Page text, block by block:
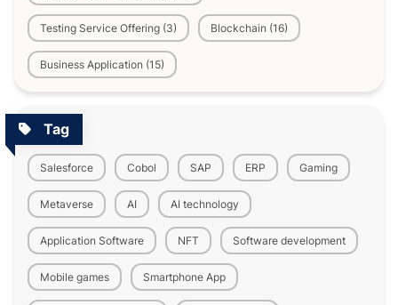
Testing Service Offering (3) Blockchain (16)
Business Application (15)
Tag
Salesforce Cobol SAP ERP Gaming
Metaverse AI AI technology
Application Software NFT Software development
Mobile games Smartphone App